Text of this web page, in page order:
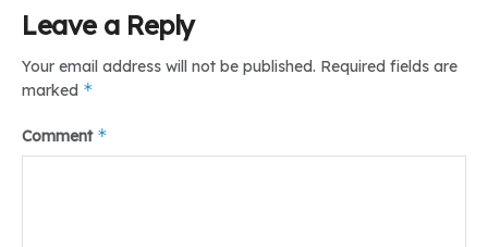
Leave a Reply
Your email address will not be published. Required fields are
marked *
Comment *